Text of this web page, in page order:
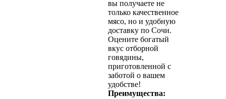
вы получаете не
только качественное
мясо, но и удобную
доставку по Сочи.
Оцените богатый
вкус отборной
говядины,
приготовленной с
заботой о вашем
удобстве!
Преимущества: